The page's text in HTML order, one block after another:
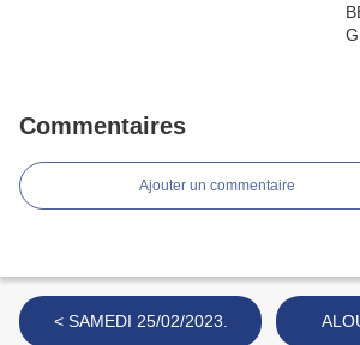
Commentaires
Ajouter un commentaire
< SAMEDI 25/02/2023.